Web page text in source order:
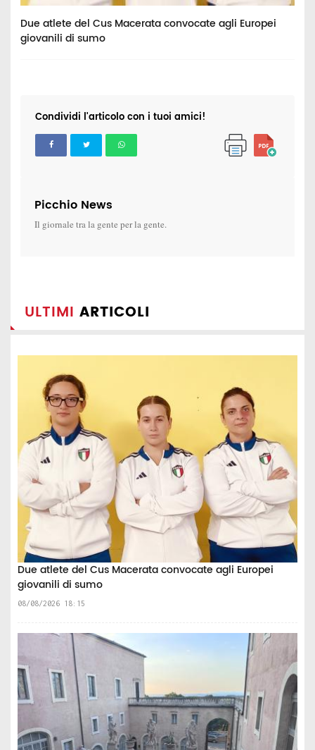
Due atlete del Cus Macerata convocate agli Europei
giovanili di sumo
Condividi l'articolo con i tuoi amici!
Picchio News
Il giornale tra la gente per la gente.
ULTIMI ARTICOLI
Due atlete del Cus Macerata convocate agli Europei
giovanili di sumo
08/08/2026 18:15